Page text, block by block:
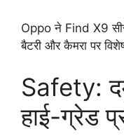
Oppo ने Find X9
बैटरी और कैमरा पर
Safety:
हाई-ग्रेड